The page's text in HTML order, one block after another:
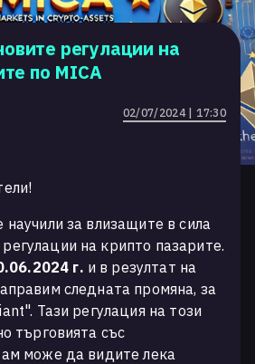
регулации на
по MICA
02/07/2024 | 17:30
за влизащите в сила
на крипто пазарите.
г. и в резултат на
следната промяна, за
Тази регулация на този
търговията със
може да видите лека